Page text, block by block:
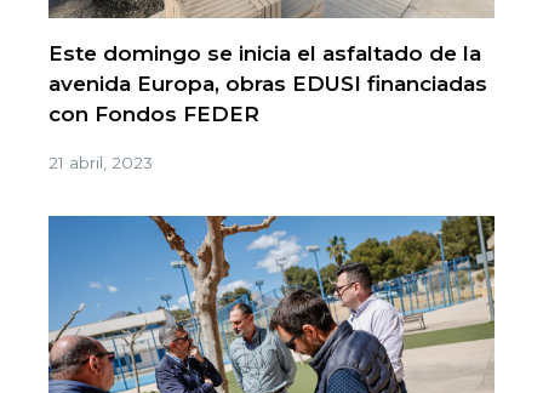
Este domingo se inicia el asfaltado de la
avenida Europa, obras EDUSI financiadas
con Fondos FEDER
21 abril, 2023